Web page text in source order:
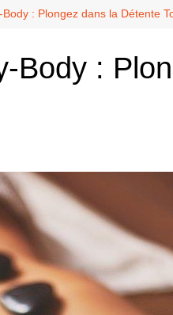
: Plongez dans la Détente
Body :